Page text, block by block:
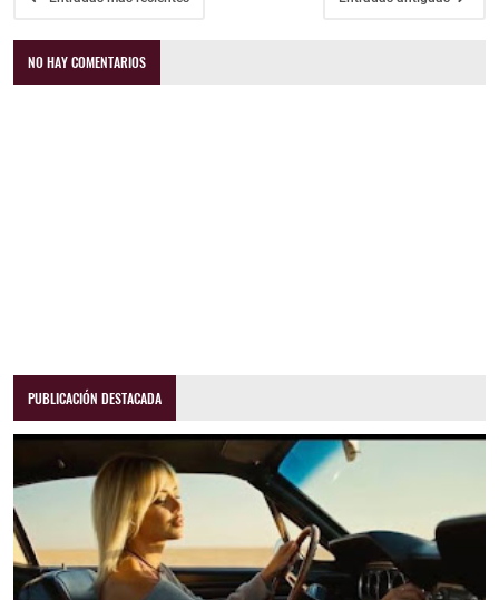
NO HAY COMENTARIOS
PUBLICACIÓN DESTACADA